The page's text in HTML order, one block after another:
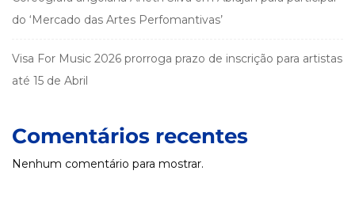
do ‘Mercado das Artes Perfomantivas’
Visa For Music 2026 prorroga prazo de inscrição para artistas
até 15 de Abril
Comentários recentes
Nenhum comentário para mostrar.